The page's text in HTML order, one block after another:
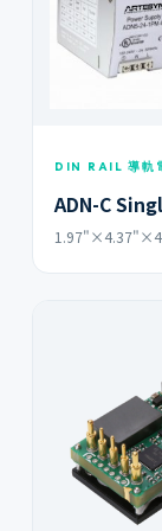
DIN RAIL 導軌
ADN-C